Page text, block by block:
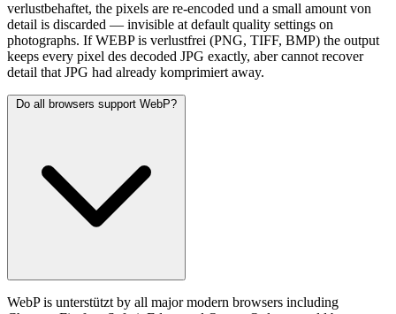
verlustbehaftet, the pixels are re-encoded und a small amount von
detail is discarded — invisible at default quality settings on
photographs. If WEBP is verlustfrei (PNG, TIFF, BMP) the output
keeps every pixel des decoded JPG exactly, aber cannot recover
detail that JPG had already komprimiert away.
Do all browsers support WebP?
WebP is unterstützt by all major modern browsers including